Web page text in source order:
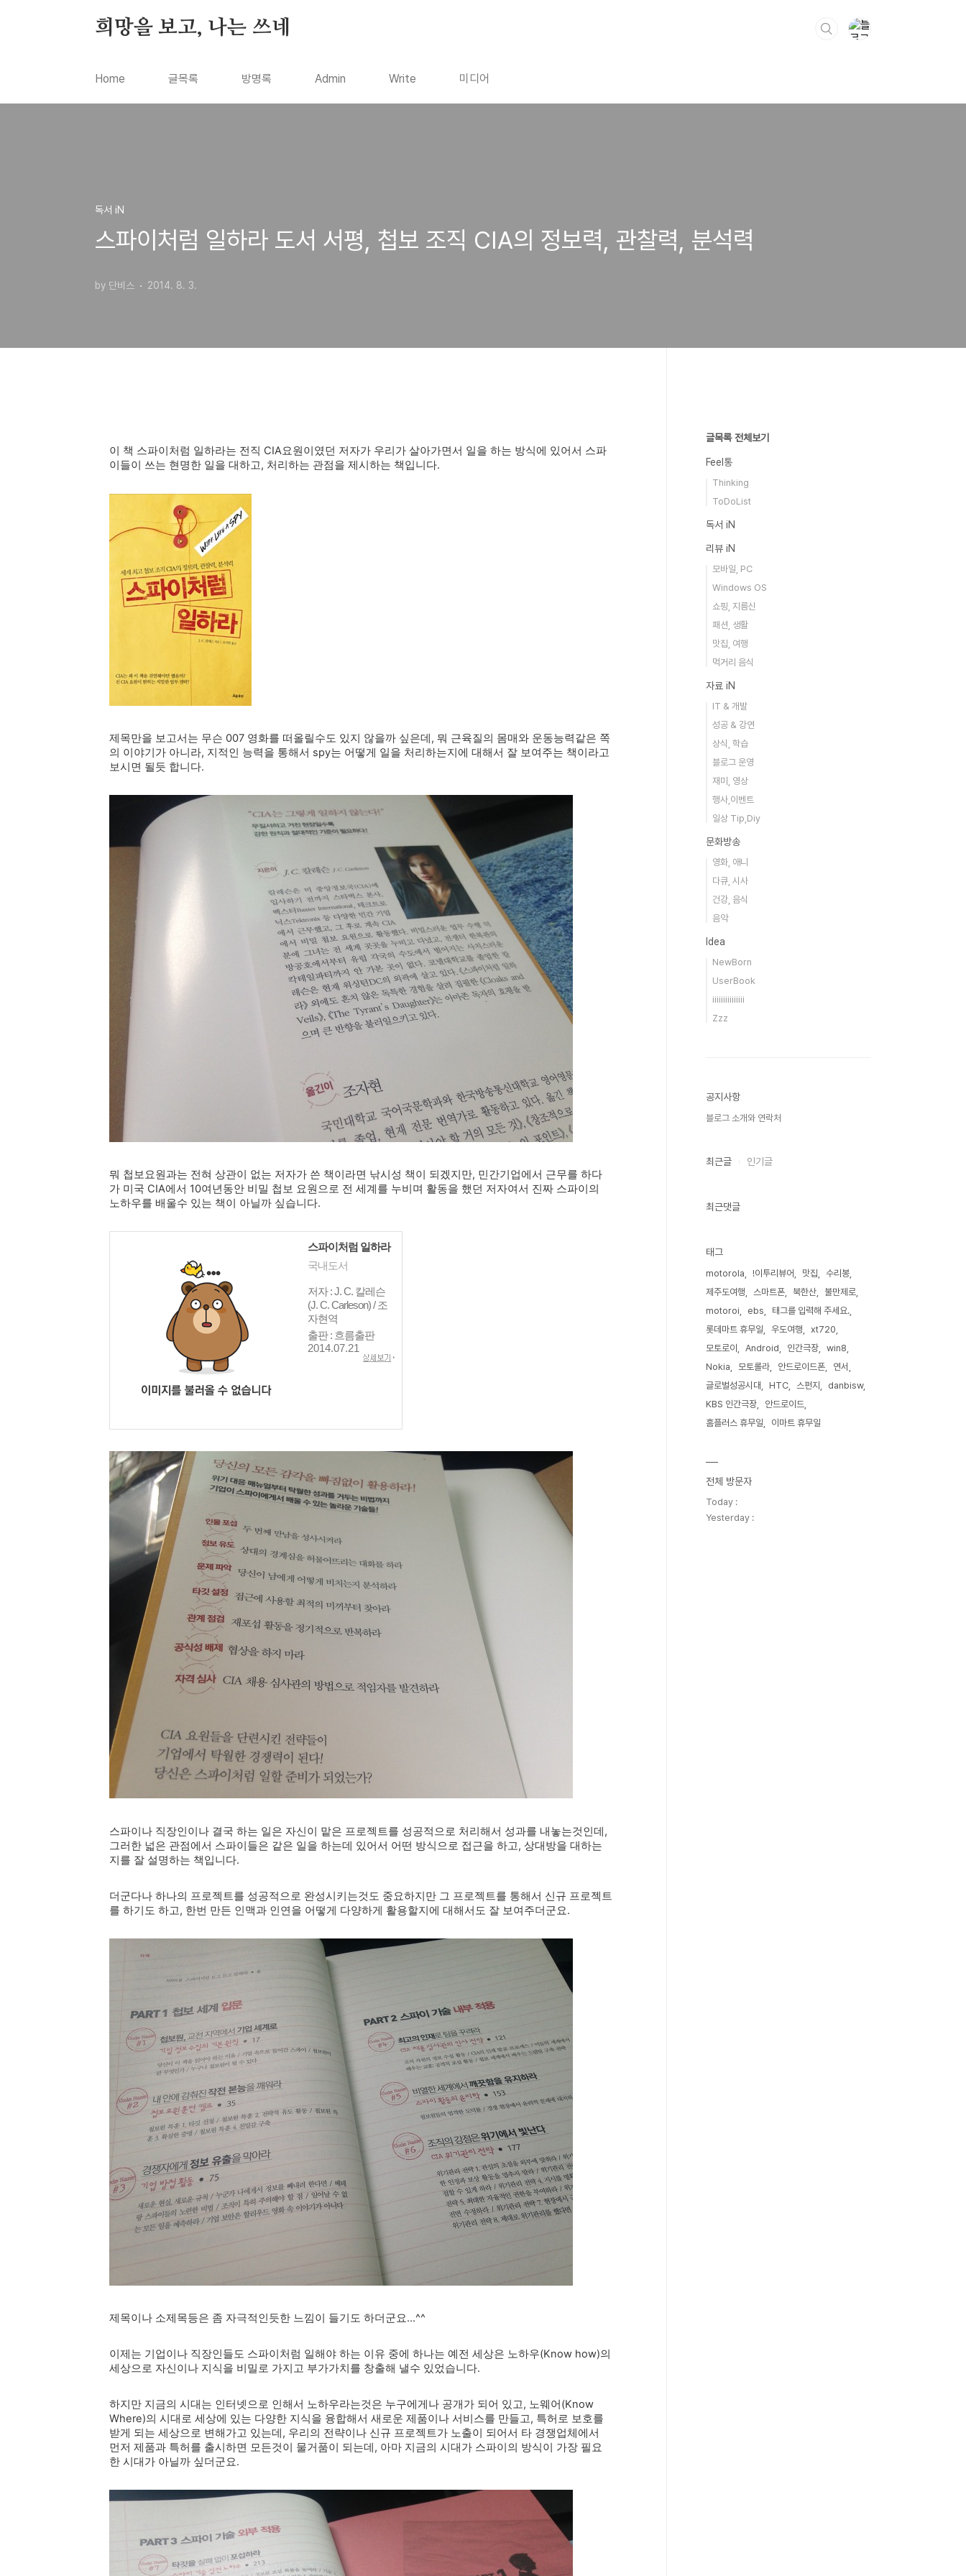
희망을 보고, 나는 쓰네
Home 글목록 방명록 Admin Write 미디어
독서 iN
스파이처럼 일하라 도서 서평, 첩보 조직 CIA의 정보력, 관찰력, 분석력
by 단비스 2014. 8. 3.
이 책 스파이처럼 일하라는 전직 CIA요원이였던 저자가 우리가 살아가면서 일을 하는 방식에 있어서 스파
이들이 쓰는 현명한 일을 대하고, 처리하는 관점을 제시하는 책입니다.
제목만을 보고서는 무슨 007 영화를 떠올릴수도 있지 않을까 싶은데, 뭐 근육질의 몸매와 운동능력같은 쪽
의 이야기가 아니라, 지적인 능력을 통해서 spy는 어떻게 일을 처리하는지에 대해서 잘 보여주는 책이라고
보시면 될듯 합니다.
뭐 첩보요원과는 전혀 상관이 없는 저자가 쓴 책이라면 낚시성 책이 되겠지만, 민간기업에서 근무를 하다
가 미국 CIA에서 10여년동안 비밀 첩보 요원으로 전 세계를 누비며 활동을 했던 저자여서 진짜 스파이의
노하우를 배울수 있는 책이 아닐까 싶습니다.
스파이처럼 일하라
국내도서
저자 : J. C. 칼레슨
(J. C. Carleson) / 조
자현역
출판 : 흐름출판
2014.07.21
스파이나 직장인이나 결국 하는 일은 자신이 맡은 프로젝트를 성공적으로 처리해서 성과를 내놓는것인데,
그러한 넓은 관점에서 스파이들은 같은 일을 하는데 있어서 어떤 방식으로 접근을 하고, 상대방을 대하는
지를 잘 설명하는 책입니다.
더군다나 하나의 프로젝트를 성공적으로 완성시키는것도 중요하지만 그 프로젝트를 통해서 신규 프로젝트
를 하기도 하고, 한번 만든 인맥과 인연을 어떻게 다양하게 활용할지에 대해서도 잘 보여주더군요.
제목이나 소제목등은 좀 자극적인듯한 느낌이 들기도 하더군요...^^
이제는 기업이나 직장인들도 스파이처럼 일해야 하는 이유 중에 하나는 예전 세상은 노하우(Know how)의
세상으로 자신이나 지식을 비밀로 가지고 부가가치를 창출해 낼수 있었습니다.
하지만 지금의 시대는 인터넷으로 인해서 노하우라는것은 누구에게나 공개가 되어 있고, 노웨어(Know
Where)의 시대로 세상에 있는 다양한 지식을 융합해서 새로운 제품이나 서비스를 만들고, 특허로 보호를
받게 되는 세상으로 변해가고 있는데, 우리의 전략이나 신규 프로젝트가 노출이 되어서 타 경쟁업체에서
먼저 제품과 특허를 출시하면 모든것이 물거품이 되는데, 아마 지금의 시대가 스파이의 방식이 가장 필요
한 시대가 아닐까 싶더군요.
글목록 전체보기
Feel통
Thinking
ToDoList
독서 iN
리뷰 iN
모바일, PC
Windows OS
쇼핑, 지름신
패션, 생활
맛집, 여행
먹거리 음식
자료 iN
IT & 개발
성공 & 강연
상식, 학습
블로그 운영
재미, 영상
행사,이벤트
일상 Tip,Diy
문화방송
영화, 애니
다큐, 시사
건강, 음식
음악
Idea
NewBorn
UserBook
iiiiiiiiiiiiiii
Zzz
공지사항
블로그 소개와 연락처
최근글 인기글
최근댓글
태그
motorola !이투리뷰어 맛집
수리봉
제주도여행
스마트폰 북한산
불만제로
motoroi
ebs
태그를 입력해 주세요.
롯데마트 휴무일
우도여행
xt720
모토로이
Android 인간극장
win8
Nokia
모토롤라 안드로이드폰
연서
글로벌성공시대
HTC 스펀지
danbisw
KBS 인간극장
안드로이드
홈플러스 휴무일
이마트 휴무일
전체 방문자
Today :
Yesterday :